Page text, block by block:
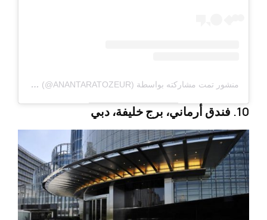
منشور تمت مشاركته بواسطة ANANTARA SAHARA TOZEUR (@ANANTARATOZEUR)
10. فندق أرماني، برج خليفة، دبي